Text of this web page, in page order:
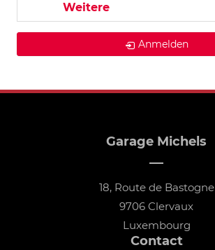
Weitere
Anmelden
Garage Michels
18, Route de Bastogne
9706 Clervaux
Luxembourg
Contact